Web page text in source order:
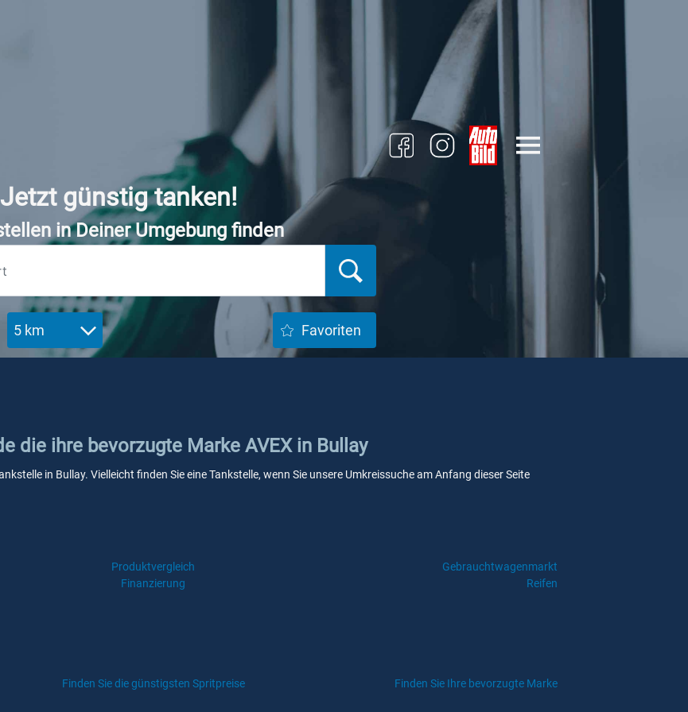
Jetzt günstig tanken!
in Deiner Umgebung finden
5 km Favoriten
die ihre bevorzugte Marke AVEX in Bullay
in Bullay. Vielleicht finden Sie eine Tankstelle, wenn Sie unsere Umkreissuche am Anfang dieser Seite
Produktvergleich
Gebrauchtwagenmarkt
Finanzierung
Reifen
Finden Sie die günstigsten Spritpreise Finden Sie Ihre bevorzugte Marke